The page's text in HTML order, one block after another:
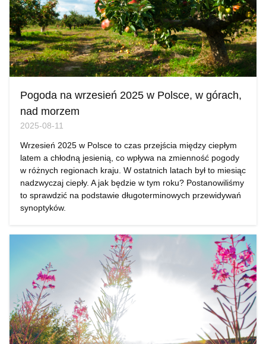
Pogoda na wrzesień 2025 w Polsce, w górach,
nad morzem
2025-08-11
Wrzesień 2025 w Polsce to czas przejścia między ciepłym
latem a chłodną jesienią, co wpływa na zmienność pogody
w różnych regionach kraju. W ostatnich latach był to miesiąc
nadzwyczaj ciepły. A jak będzie w tym roku? Postanowiliśmy
to sprawdzić na podstawie długoterminowych przewidywań
synoptyków.